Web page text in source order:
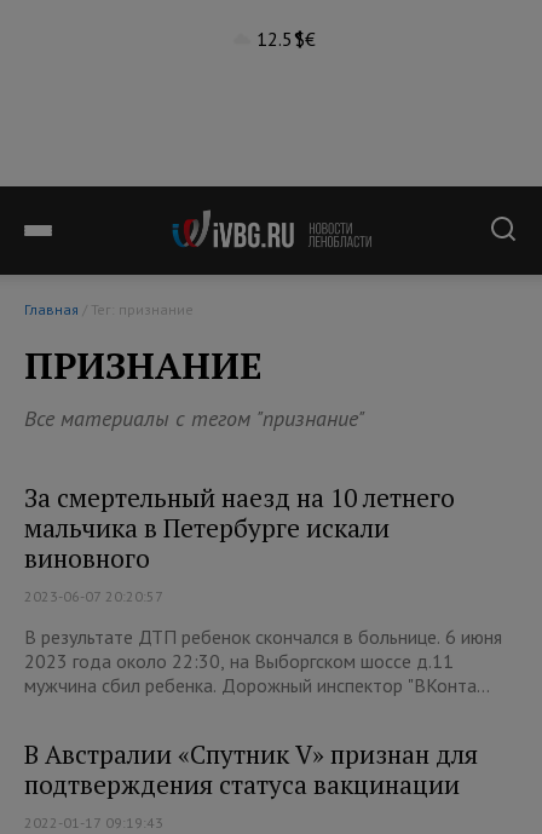
12.5°$€
Главная / Тег: признание
ПРИЗНАНИЕ
Все материалы с тегом "признание"
За смертельный наезд на 10 летнего
мальчика в Петербурге искали
виновного
2023-06-07 20:20:57
В результате ДТП ребенок скончался в больнице. 6 июня
2023 года около 22:30, на Выборгском шоссе д.11
мужчина сбил ребенка. Дорожный инспектор "ВКонта...
В Австралии «Спутник V» признан для
подтверждения статуса вакцинации
2022-01-17 09:19:43